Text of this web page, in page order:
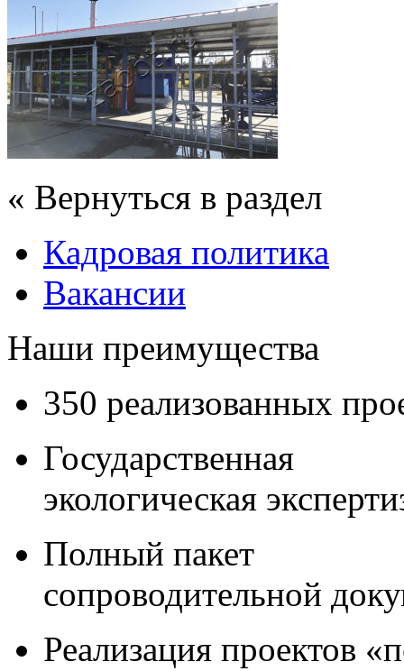
« Вернуться в раздел
Кадровая политика
Вакансии
Наши преимущества
350 реализованных
Государственная
экологическая
Полный пакет
сопроводительной
Реализация проектов